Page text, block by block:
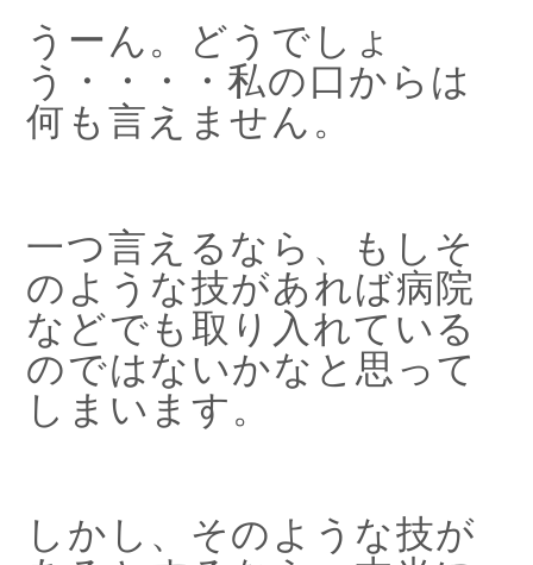
うーん。どうでしょ
う・・・・私の口からは
何も言えません。
一つ言えるなら、もしそ
のような技があれば病院
などでも取り入れている
のではないかなと思って
しまいます。
しかし、そのような技が